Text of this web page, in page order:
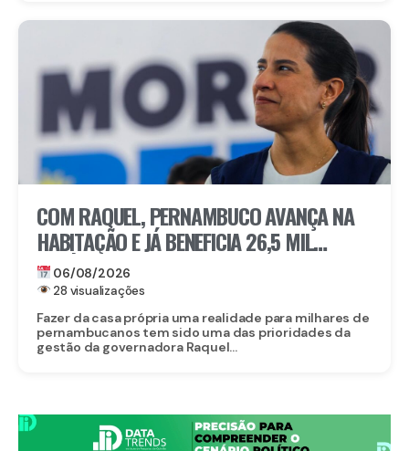
COM RAQUEL, PERNAMBUCO AVANÇA NA
HABITAÇÃO E JÁ BENEFICIA 26,5 MIL
FAMÍLIAS COM O MORAR BEM – ENTRADA
GARANTIDA
06/08/2026
28 visualizações
Fazer da casa própria uma realidade para milhares de
pernambucanos tem sido uma das prioridades da
gestão da governadora Raquel...